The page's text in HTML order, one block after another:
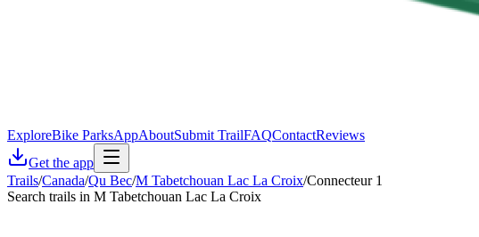
ExploreBike ParksAppAboutSubmit TrailFAQContactReviews
Get the app
Trails/Canada/Qu Bec/M Tabetchouan Lac La Croix/Connecteur 1
Search trails in M Tabetchouan Lac La Croix